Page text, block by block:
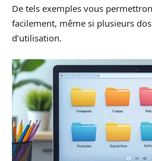
De tels exemples vous
facilement, même si plusieurs
d’utilisation.